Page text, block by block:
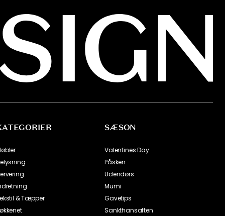
& Tæpper
SÆSON
Valentines Day
Påsken
Udendørs
Mumi
Gavetips
Sankthansaften